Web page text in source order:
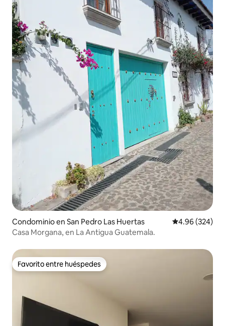
Condominio en San Pedro Las Huertas Calificación
4.96 (324)
Casa Morgana, en La Antigua Guatemala.
Favorito entre huéspedes
Favorito entre huéspedes